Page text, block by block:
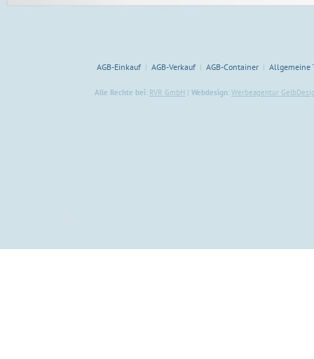
AGB-Einkauf | AGB-Verkauf | AGB-Container | Allgemeine
Alle Rechte bei: RVR GmbH | Webdesign: Werbeagentur